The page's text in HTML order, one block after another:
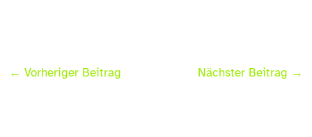
← Vorheriger Beitrag Nächster Beitrag →